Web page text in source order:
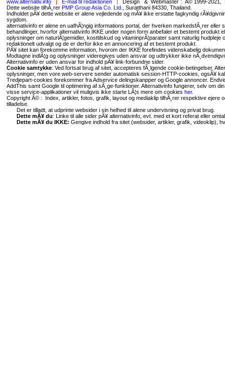
www.alternativ.info | E-mail til redaktionen | Design & Webmaster : Â© 1999-2021,
Dette website tilhÃ¸rer PMP Group Asia Co. Ltd.
, Suratthani 84330, Thailand.
Indholdet pÃ¥ dette website er alene vejledende og mÃ¥ ikke erstatte fagkyndig
sygdom.
alternativinfo er alene en uafhÃ¦ngig informations portal, der hverken markedsfÃ¸rer eller
behandlinger, hvorfor alternativinfo IKKE under nogen form anbefaler et bestemt produkt
oplysninger om naturlÃ¦gemidler, kosttilskud og vitaminprÃ¦parater samt naturlig hudpleje
redaktionelt udvalgt og de er derfor ikke en annoncering af et bestemt produkt.
PÃ¥ sitet kan forekomme information, hvorom der IKKE forefindes videnskabelig
Modtagne indlÃ¦g og oplysninger videregives uden ansvar og udtrykker ikke
Alternativinfo er uden ansvar for indhold pÃ¥ link-forbundne sider.
Cookie samtykke: Ved fortsat brug af sitet, accepteres fÃ¸lgende cookie-betingelser.
oplysninger, men vore web-servere sender automatisk session-HTTP-cookies, ogsÃ¥
Tredjepart-cookies forekommer fra Adservice delingskanpper og Google annoncer.
AddThis samt Google til optimering af sÃ¸ge-funktioner. Alternativinfo fungerer, selv om
visse service-applikationer vil muligvis ikke starte LÃ¦s mere om cookies her.
Copyright Â© : Index, artikler, fotos, grafik, layout og mediaklip tilhÃ¸rer respektive ejere
tilladelse.
Det er tilladt, at udprinte websider i sin helhed til alene undervisning og privat brug.
Dette mÃ¥ du: Linke til alle sider pÃ¥ alternativinfo, evt. med et kort referat eller
Dette mÃ¥ du IKKE: Gengive indhold fra sitet (websider, artikler, grafik, videoklip),